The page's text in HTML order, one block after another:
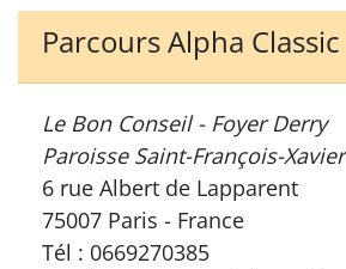
Parcours Alpha Classic
Le Bon Conseil - Foyer Derry
Paroisse Saint-François-Xavier
6 rue Albert de Lapparent
75007 Paris - France
Tél : 0669270385